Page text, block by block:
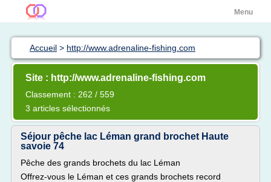
Menu
Accueil > http://www.adrenaline-fishing.com
Site : http://www.adrenaline-fishing.com
Classement : 262 / 559
3 articles sélectionnés
Séjour pêche lac Léman grand brochet Haute
savoie 74
Pêche des grands brochets du lac Léman
Offrez-vous le Léman et ces grands brochets record